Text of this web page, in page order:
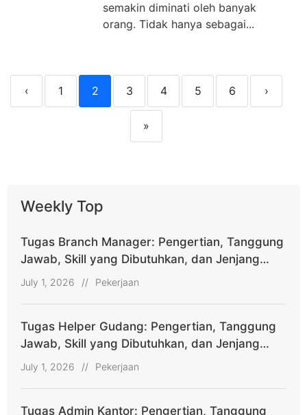
semakin diminati oleh banyak
orang. Tidak hanya sebagai...
‹ 1 2 3 4 5 6 ›
»
Weekly Top
Tugas Branch Manager: Pengertian, Tanggung
Jawab, Skill yang Dibutuhkan, dan Jenjang
Karier
July 1, 2026 // Pekerjaan
Tugas Helper Gudang: Pengertian, Tanggung
Jawab, Skill yang Dibutuhkan, dan Jenjang
Karier
July 1, 2026 // Pekerjaan
Tugas Admin Kantor: Pengertian, Tanggung